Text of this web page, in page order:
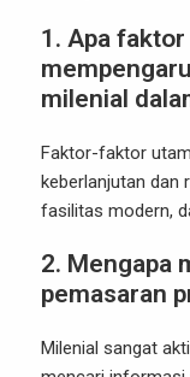
1. Apa
milenial
Faktor-faktor
keberlanjutan dan
fasilitas modern,
2. Mengapa
pemasaran
Milenial sangat